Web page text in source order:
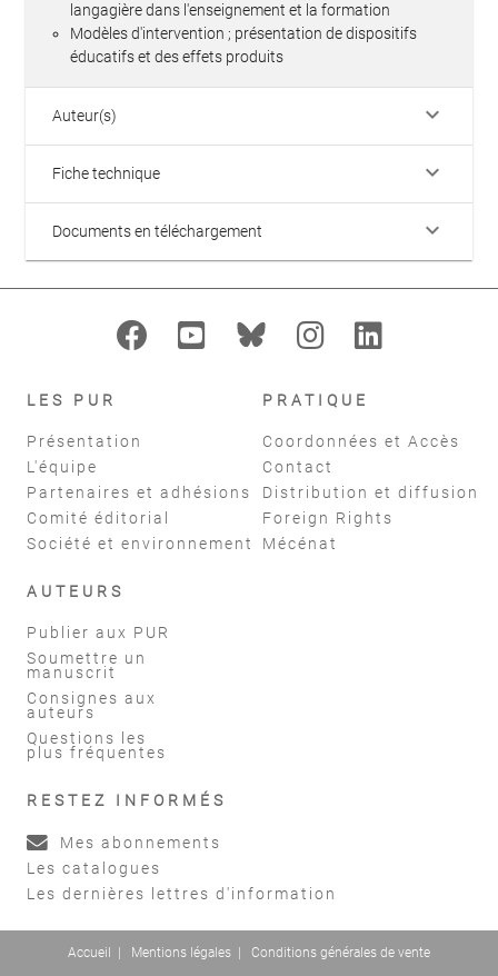
langagière dans l'enseignement et la formation
Modèles d'intervention ; présentation de dispositifs
éducatifs et des effets produits
Auteur(s) keyboard_arrow_down
Fiche technique keyboard_arrow_down
Documents en téléchargement keyboard_arrow_down
LES PUR
Présentation
L'équipe
Partenaires et adhésions
Comité éditorial
Société et environnement
PRATIQUE
Coordonnées et Accès
Contact
Distribution et diffusion
Foreign Rights
Mécénat
AUTEURS
Publier aux PUR
Soumettre un
manuscrit
Consignes aux
auteurs
Questions les
plus fréquentes
RESTEZ INFORMÉS
Mes abonnements
Les catalogues
Les dernières lettres d'information
Accueil Mentions légales
Conditions générales de vente